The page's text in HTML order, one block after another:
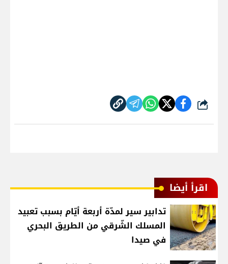
شارك
اقرأ أيضا
تدابير سير لمدّة أربعة أيّام بسبب تعبيد
المسلك الشّرقي من الطريق البحري
في صيدا